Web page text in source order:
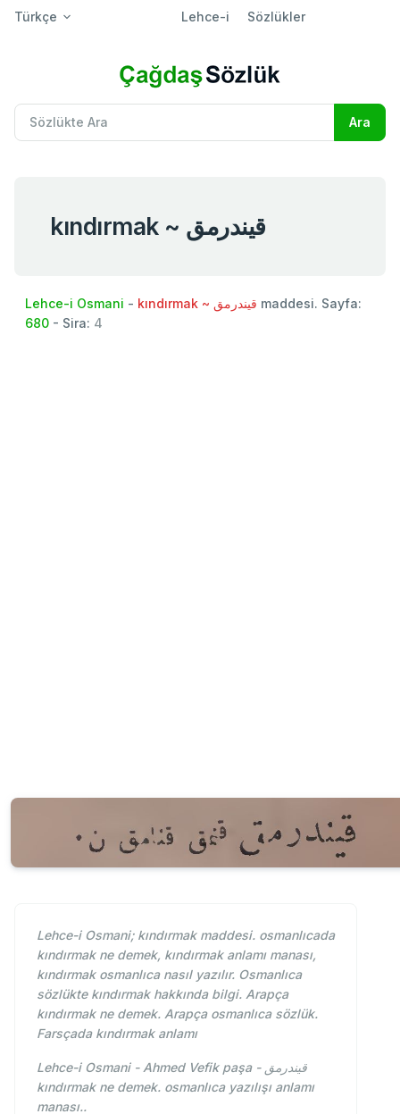
Türkçe Lehce-i Sözlükler
kındırmak ~ قيندرمق
Lehce-i Osmani - kındırmak ~ قيندرمق maddesi. Sayfa:
680 - Sira: 4
Lehce-i Osmani; kındırmak maddesi. osmanlıcada
kındırmak ne demek, kındırmak anlamı manası,
kındırmak osmanlıca nasıl yazılır. Osmanlıca
sözlükte kındırmak hakkında bilgi. Arapça
kındırmak ne demek. Arapça osmanlıca sözlük.
Farsçada kındırmak anlamı
Lehce-i Osmani - Ahmed Vefik paşa - قيندرمق
kındırmak ne demek. osmanlıca yazılışı anlamı
manası..